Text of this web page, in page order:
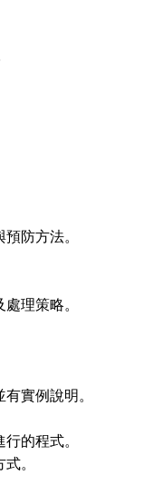
防方法。
理策略。
實例說明。
的程式。
。